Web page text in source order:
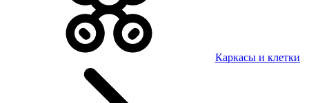
Каркасы и клетки